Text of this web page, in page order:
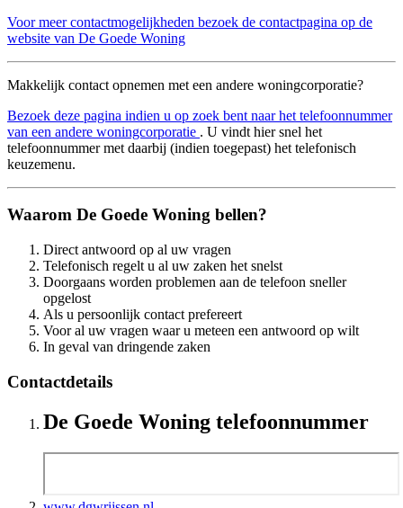
Voor meer contactmogelijkheden bezoek de contactpagina op de
website van De Goede Woning
Makkelijk contact opnemen met een andere woningcorporatie?
Bezoek deze pagina indien u op zoek bent naar het telefoonnummer
van een andere woningcorporatie . U vindt hier snel het
telefoonnummer met daarbij (indien toegepast) het telefonisch
keuzemenu.
Waarom De Goede Woning bellen?
Direct antwoord op al uw vragen
Telefonisch regelt u al uw zaken het snelst
Doorgaans worden problemen aan de telefoon sneller
opgelost
Als u persoonlijk contact prefereert
Voor al uw vragen waar u meteen een antwoord op wilt
In geval van dringende zaken
Contactdetails
De Goede Woning telefoonnummer